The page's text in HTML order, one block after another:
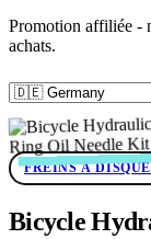
Promotion affiliée -
achats.
FREINS À DISQUE
Bicycle